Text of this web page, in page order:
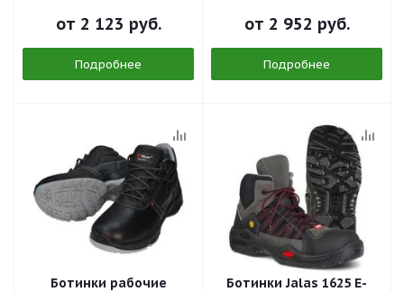
от 2 123 руб.
Подробнее
от 2 952 руб.
Подробнее
Ботинки рабочие
Ботинки Jalas 1625 E-